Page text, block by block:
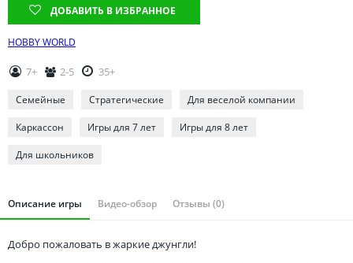
Томская область
Тюменская область
Удмуртия
Ульяновская область
ДОБАВИТЬ В ИЗБРАННОЕ
HOBBY WORLD
7+ 2-5 35+
Семейные Стратегические Для веселой компании
Каркассон Игры для 7 лет Игры для 8 лет
Для школьников
Описание игры Видео-обзор Отзывы (0)
Добро пожаловать в жаркие джунгли!